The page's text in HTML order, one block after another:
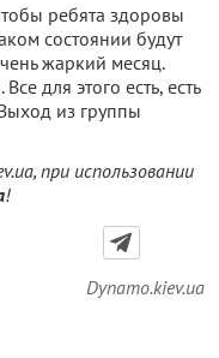
ребята здоровы
состоянии будут
жаркий месяц.
для этого есть, есть
из группы
при использовании
!
Dynamo.kiev.ua